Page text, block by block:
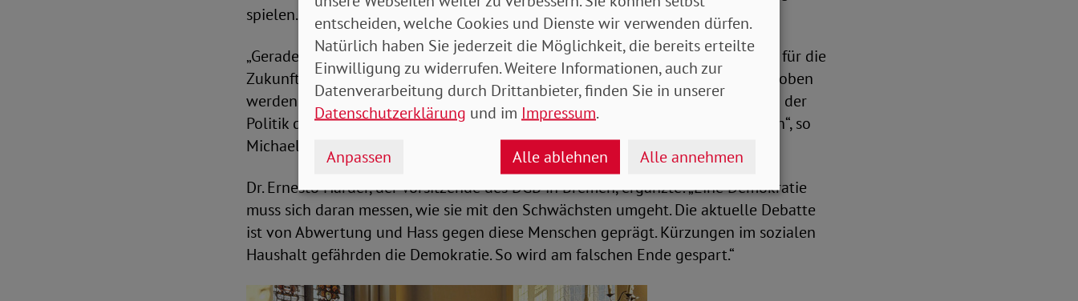
spielen.
„Gerade bei Rente, Pflege und Inklusion kommt es jetzt darauf an, die Weichen für die
Zukunft zu legen. Wenn angekündigte Verbesserungen immer wieder aufgeschoben
werden, wird das Vertrauen in die Politik verspielt. Deswegen ist es wichtig, bei der
Politik den Finger in die Wunde zu legen und für gute Sozialpolitik einzustehen“, so
Michaela Engelmeier.
Dr. Ernesto Harder, der Vorsitzende des DGB in Bremen, ergänzte: „Eine Demokratie
muss sich daran messen, wie sie mit den Schwächsten umgeht. Die aktuelle Debatte
ist von Abwertung und Hass gegen diese Menschen geprägt. Kürzungen im sozialen
Haushalt gefährden die Demokratie. So wird am falschen Ende gespart.“
entscheiden, welche Cookies und Dienste wir verwenden dürfen.
Natürlich haben Sie jederzeit die Möglichkeit, die bereits erteilte
Einwilligung zu widerrufen. Weitere Informationen, auch zur
Datenverarbeitung durch Drittanbieter, finden Sie in unserer
Datenschutzerklärung und im Impressum.
Anpassen Alle ablehnen Alle annehmen